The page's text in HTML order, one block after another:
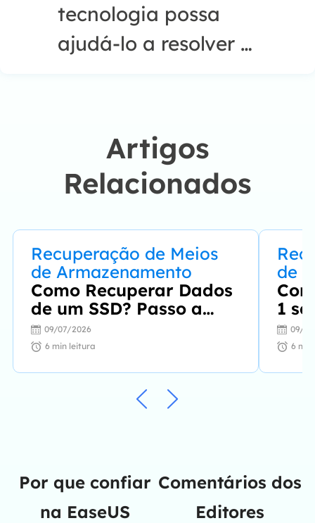
tecnologia possa
ajudá-lo a resolver a
Windows, Mac e
smartphone."…
Artigos
Relacionados
Recuperação de Meios
de Armazenamento
Como Recuperar Dados
de um SSD? Passo a
Passo Completo em
2026
09/07/2026
6 min leitura
de
1
e
09/
6
Por que confiar
na EaseUS
Comentários dos
Editores